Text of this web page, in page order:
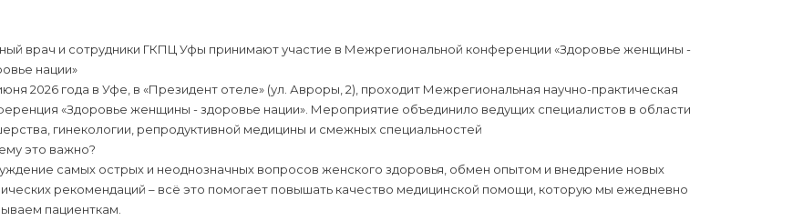
врач и сотрудники ГКПЦ Уфы принимают участие в Межрегиональной конференции «Здоровье женщины -
нации»
2026 года в Уфе, в «Президент отеле» (ул. Авроры, 2), проходит Межрегиональная научно-практическая
«Здоровье женщины - здоровье нации». Мероприятие объединило ведущих специалистов в области
гинекологии, репродуктивной медицины и смежных специальностей
это важно?
самых острых и неоднозначных вопросов женского здоровья, обмен опытом и внедрение новых
рекомендаций – всё это помогает повышать качество медицинской помощи, которую мы ежедневно
пациенткам.